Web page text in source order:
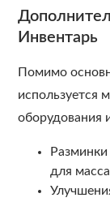
Инвентарь
Помимо
используется
оборудования
для